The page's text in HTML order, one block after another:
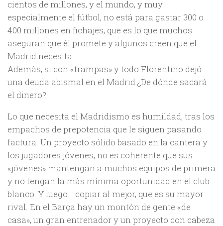
cientos de millones, y el mundo, y muy
especialmente el fútbol, no está para gastar 300 o
400 millones en fichajes, que es lo que muchos
aseguran que él promete y algunos creen que el
Madrid necesita.
Además, si con «trampas» y todo Florentino dejó
una deuda abismal en el Madrid ¿De dónde sacará
el dinero?
Lo que necesita el Madridismo es humildad, tras los
empachos de prepotencia que le siguen pasando
factura. Un proyecto sólido basado en la cantera y
los jugadores jóvenes, no es coherente que sus
«jóvenes» mantengan a muchos equipos de primera
y no tengan la más mínima oportunidad en el club
blanco. Y luego… copiar al mejor, que es su mayor
rival. En el Barça hay un montón de gente «de
casa», un gran entrenador y un proyecto con cabeza